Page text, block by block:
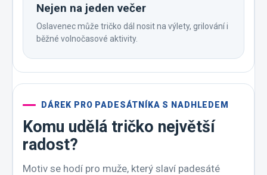
Nejen na jeden večer
Oslavenec může tričko dál nosit na výlety, grilování i
běžné volnočasové aktivity.
DÁREK PRO PADESÁTNÍKA S NADHLEDEM
Komu udělá tričko největší
radost?
Motiv se hodí pro muže, který slaví padesáté